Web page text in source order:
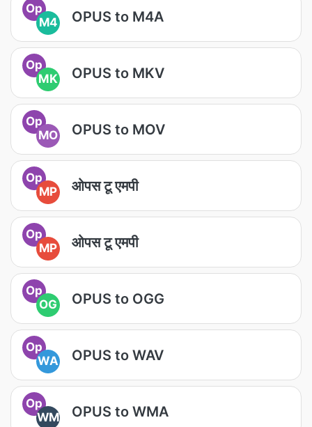
Op
M4
OPUS to M4A
Op
MK
OPUS to MKV
Op
MO
OPUS to MOV
Op
MP
ओपस टू एमपी
Op
MP
ओपस टू एमपी
Op
OG
OPUS to OGG
Op
WA
OPUS to WAV
Op
WM
OPUS to WMA